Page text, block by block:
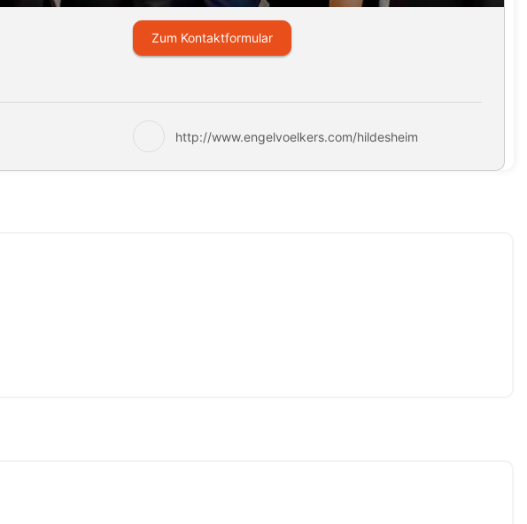
Zum Kontaktformular
http://www.engelvoelkers.com/hildesheim